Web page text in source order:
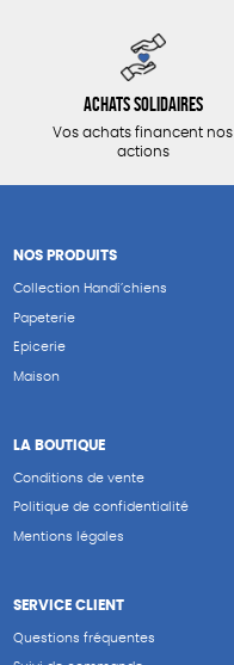
Achats solidaires
Vos achats financent nos
actions
NOS PRODUITS
Collection Handi’chiens
Papeterie
Epicerie
Maison
LA BOUTIQUE
Conditions de vente
Politique de confidentialité
Mentions légales
SERVICE CLIENT
Questions fréquentes